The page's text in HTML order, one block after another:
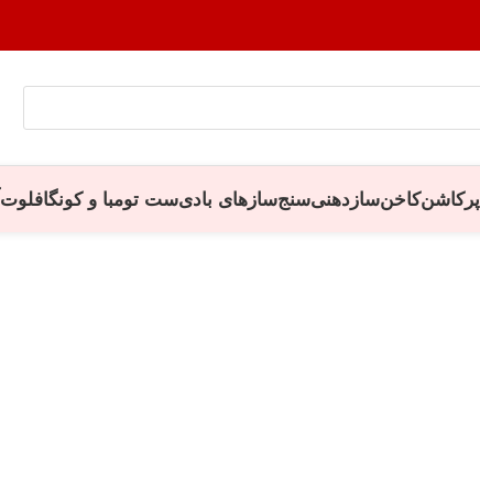
پرکاشنکاخنسازدهنیسنجسازهای بادیست تومبا و کونگافلوت